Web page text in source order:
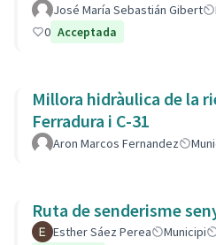
José María Sebastián Gibert
0 Acceptada
Millora hidràulica de la
Ferradura i C-31
Aron Marcos Fernandez
Ruta de senderisme
Esther Sáez Perea Municipi